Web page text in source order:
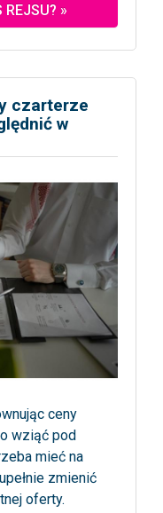
REJSU? »
czarterze
w
ceny
wziąć pod
mieć na
zmienić
oferty.